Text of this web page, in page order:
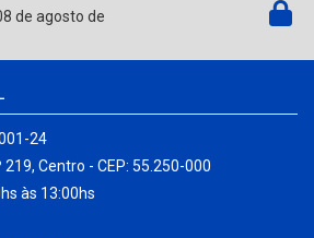
de agosto de
24
219, Centro - CEP: 55.250-000
às 13:00hs